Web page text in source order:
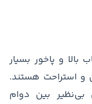
خاب بالا و پاخور بسیار
و استراحت هستند.
۲۵۵۰، تعادلی بی‌نظیر بین دوام